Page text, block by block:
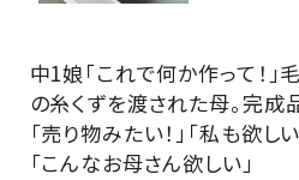
中1娘「これで何か作って！」
の糸くずを渡された母。完成
「売り物みたい！」「私も欲し
「こんなお母さん欲しい」